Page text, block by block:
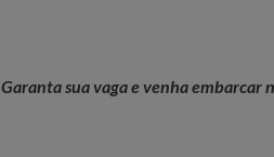
Garanta sua vaga e venha embarcar